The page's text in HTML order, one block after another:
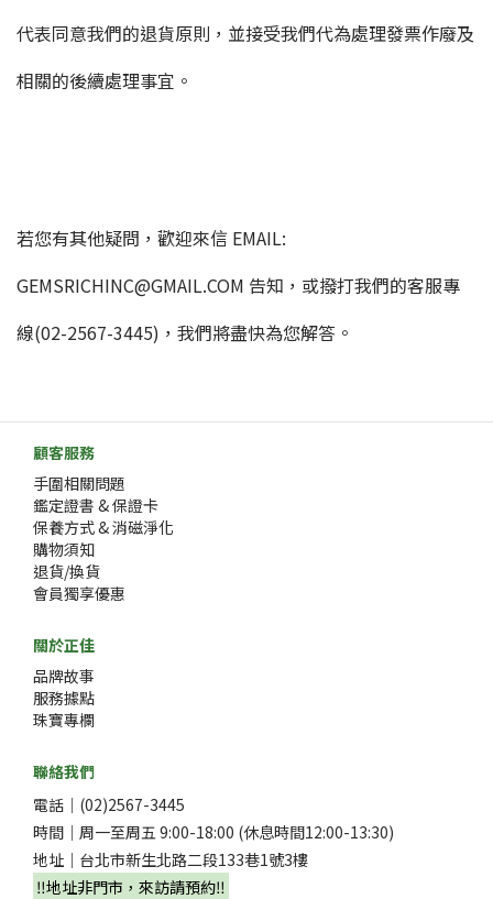
代表同意我們的退貨原則，並接受我們代為處理發票作廢及
相關的後續處理事宜。
若您有其他疑問，歡迎來信 EMAIL:
GEMSRICHINC@GMAIL.COM 告知，或撥打我們的客服專
線(02-2567-3445)，我們將盡快為您解答。
顧客服務
手圍相關問題
鑑定證書 & 保證卡
保養方式 & 消磁淨化
購物須知
退貨/換貨
會員獨享優惠
關於正佳
品牌故事
服務據點
珠寶專欄
聯絡我們
電話｜(02)2567-3445
時間｜周一至周五 9:00-18:00 (休息時間12:00-13:30)
地址｜台北市新生北路二段133巷1號3樓
‼️地址非門市，來訪請預約‼️